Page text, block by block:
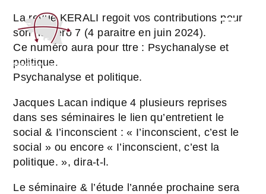
La revue KERALI regoit vos contributions pour
son numéro 7 (4 paraitre en juin 2024).
Ce numéro aura pour ttre : Psychanalyse et
politique.
Psychanalyse et politique.
Jacques Lacan indique 4 plusieurs reprises
dans ses séminaires le lien qu’entretient le
social & I’inconscient : « I’inconscient, c’est le
social » ou encore « I’inconscient, c’est la
politique. », dira-t-l.
Le séminaire & l’étude l’année prochaine sera